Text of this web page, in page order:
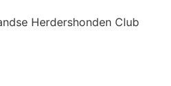
Herdershonden Club